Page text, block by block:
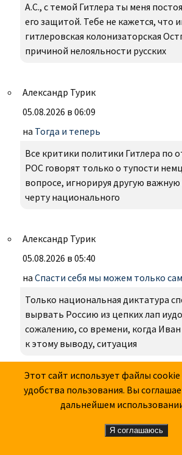
А.С., с темой Гитлера ты меня
его защитой. Тебе не кажется, что
гитлеровская колонизаторская
причиной нелояльности русских
Александр Турик
05.08.2026 в 06:09
на Тогда и теперь
Все критики политики Гитлера по
РОС говорят только о тупости
вопросе, игнорируя другую
черту национального
Александр Турик
05.08.2026 в 05:40
на Спасти себя мы можем только
Только национальная диктатура
вырвать Россию из цепких лап
сожалению, со времени, когда
к этому выводу, ситуация
Иванович
04.08.2026 в 16:12
"Двести лет вместе", или Две
Этот сайт использует файлы
удобства пользования. Вы
дальнейшем
Я соглашаюсь